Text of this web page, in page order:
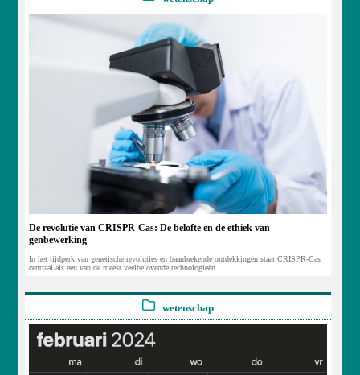
De revolutie van CRISPR-Cas: De belofte en de ethiek van
genbewerking
In het tijdperk van genetische revoluties en baanbrekende ontdekkingen staat CRISPR-Cas
centraal als een van de meest veelbelovende technologieën.
wetenschap